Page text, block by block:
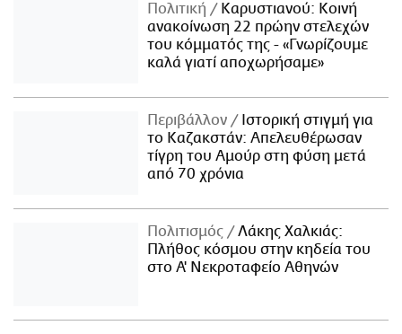
Πολιτική
Καρυστιανού: Κοινή
ανακοίνωση 22 πρώην στελεχών
του κόμματός της - «Γνωρίζουμε
καλά γιατί αποχωρήσαμε»
Περιβάλλον
Ιστορική στιγμή για
το Καζακστάν: Απελευθέρωσαν
τίγρη του Αμούρ στη φύση μετά
από 70 χρόνια
Πολιτισμός
Λάκης Χαλκιάς:
Πλήθος κόσμου στην κηδεία του
στο Α' Νεκροταφείο Αθηνών